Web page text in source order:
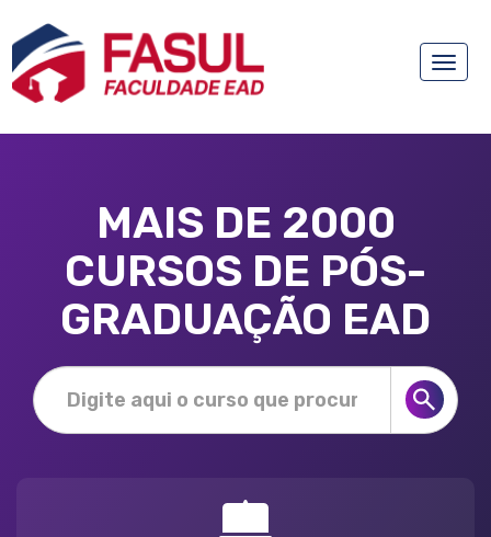
Toggle
MAIS DE 2000
CURSOS DE PÓS-
GRADUAÇÃO EAD